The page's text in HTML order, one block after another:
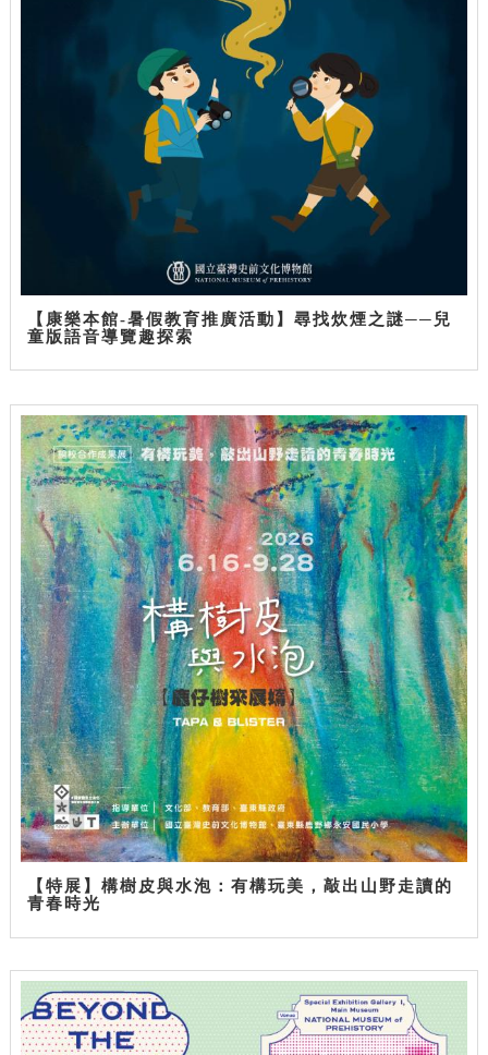
【康樂本館-暑假教育推廣活動】尋找炊煙之謎──兒
童版語音導覽趣探索
【特展】構樹皮與水泡：有構玩美，敲出山野走讀的
青春時光